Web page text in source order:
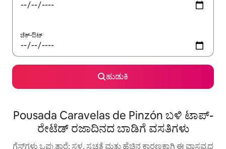
ಚೆಕ್-ಔಟ್
ಹುಡುಕಿ
Pousada Caravelas de Pinzón ಬಳಿ ಟಾಪ್-
ರೇಟೆಡ್ ರಜಾದಿನದ ಬಾಡಿಗೆ ವಸತಿಗಳು
ಗೆಸ್ಟ್‌ಗಳು ಒಪ್ಪುತ್ತಾರೆ: ಸ್ಥಳ, ಸ್ವಚ್ಛತೆ ಮತ್ತು ಹೆಚ್ಚಿನ ಕಾರಣಕ್ಕಾಗಿ ಈ ವಾಸ್ತವ್ಯದ